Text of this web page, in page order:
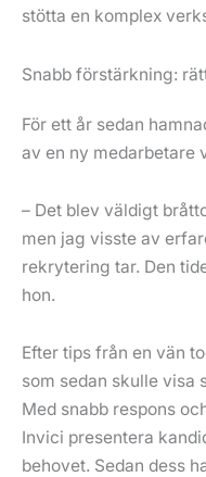
stötta en komplex
Snabb förstärkning:
För ett år sedan
av en ny medarbetare
– Det blev väldigt
men jag visste av
rekrytering tar. Den
hon.
Efter tips från en vän
som sedan skulle visa
Med snabb respons
Invici presentera
behovet. Sedan dess